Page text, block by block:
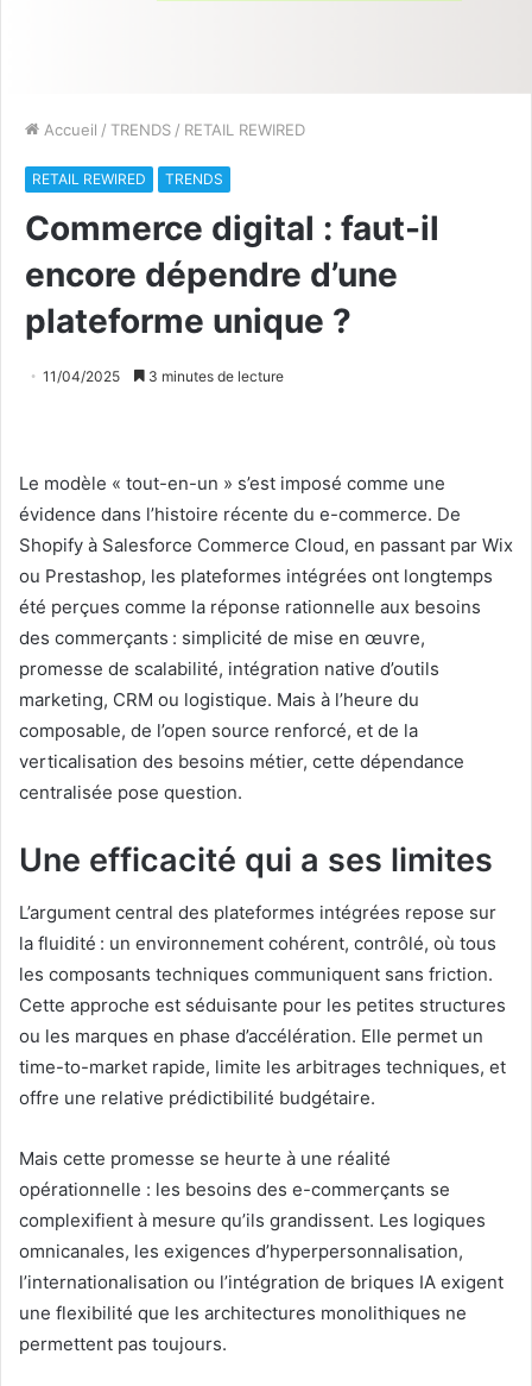
Accueil / TRENDS / RETAIL REWIRED
RETAIL REWIRED TRENDS
Commerce digital : faut-il
encore dépendre d’une
plateforme unique ?
11/04/2025 3 minutes de lecture
Le modèle « tout-en-un » s’est imposé comme une
évidence dans l’histoire récente du e-commerce. De
Shopify à Salesforce Commerce Cloud, en passant par Wix
ou Prestashop, les plateformes intégrées ont longtemps
été perçues comme la réponse rationnelle aux besoins
des commerçants : simplicité de mise en œuvre,
promesse de scalabilité, intégration native d’outils
marketing, CRM ou logistique. Mais à l’heure du
composable, de l’open source renforcé, et de la
verticalisation des besoins métier, cette dépendance
centralisée pose question.
Une efficacité qui a ses limites
L’argument central des plateformes intégrées repose sur
la fluidité : un environnement cohérent, contrôlé, où tous
les composants techniques communiquent sans friction.
Cette approche est séduisante pour les petites structures
ou les marques en phase d’accélération. Elle permet un
time-to-market rapide, limite les arbitrages techniques, et
offre une relative prédictibilité budgétaire.
Mais cette promesse se heurte à une réalité
opérationnelle : les besoins des e-commerçants se
complexifient à mesure qu’ils grandissent. Les logiques
omnicanales, les exigences d’hyperpersonnalisation,
l’internationalisation ou l’intégration de briques IA exigent
une flexibilité que les architectures monolithiques ne
permettent pas toujours.